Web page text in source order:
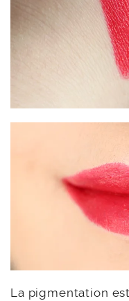
La pigmentation